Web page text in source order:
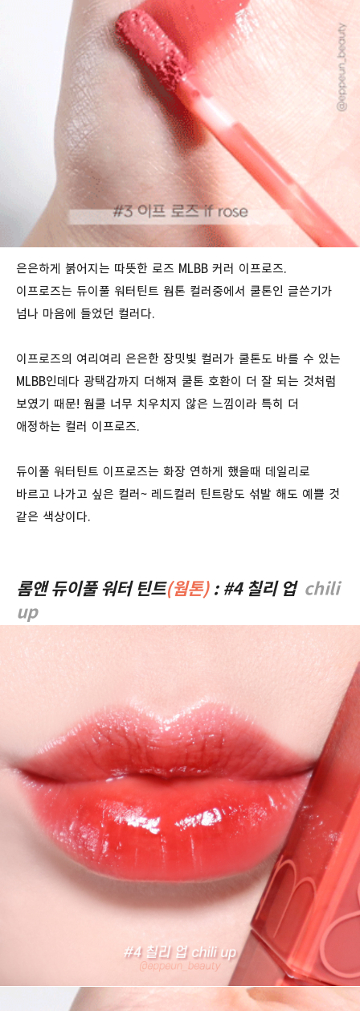
은은하게 붉어지는 따뜻한 로즈 MLBB 커러 이프로즈.
이프로즈는 듀이풀 워터틴트 웜톤 컬러중에서 쿨톤인 글쓴기가
넘나 마음에 들었던 컬러다.
이프로즈의 여리여리 은은한 장밋빛 컬러가 쿨톤도 바를 수 있는
MLBB인데다 광택감까지 더해져 쿨톤 호환이 더 잘 되는 것처럼
보였기 때문! 웜쿨 너무 치우치지 않은 느낌이라 특히 더
애정하는 컬러 이프로즈.
듀이풀 워터틴트 이프로즈는 화장 연하게 했을때 데일리로
바르고 나가고 싶은 컬러~ 레드컬러 틴트랑도 섞발 해도 예쁠 것
같은 색상이다.
롬앤 듀이풀 워터 틴트(웜톤) : #4 칠리 업 chili
up